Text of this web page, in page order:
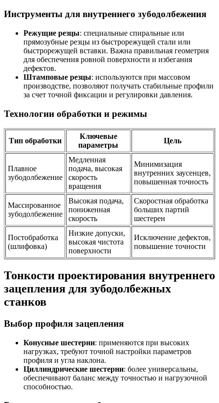
Инструменты для внутреннего зубодолбежения
Режущие резцы: специальные спиральные или
прямозубные резцы из быстрорежущей стали или
быстрорежущей вставки. Важна правильная геометрия
для обеспечения ровной поверхности и избегания
дефектов.
Штамповые резцы: используются при массовом
производстве, позволяют получать стабильные профили
за счет точной фиксации и регулировки давления.
Технологии обработки и режимы
Тип обработки
Ключевые
параметры
Цель
Плавное
зубодолбежение
Медленная
подача, высокая
скорость
вращения
Минимизация
внутренних заусенцев,
повышенная точность
Массированное
зубодолбежение
Высокая подача,
пониженная
скорость
Скоростная обработка
больших партий
шестерен
Постобработка
(шлифовка)
Низкие допуски,
высокая чистота
поверхности
Исключение дефектов,
повышение точности
Тонкости проектирования внутреннего
зацепления для зубодолбежных
станков
Выбор профиля зацепления
Конусные шестерни: применяются при высоких
нагрузках, требуют точной настройки параметров
профиля и угла наклона.
Циллиндрические шестерни: более универсальны,
обеспечивают баланс между точностью и нагрузочной
способностью.